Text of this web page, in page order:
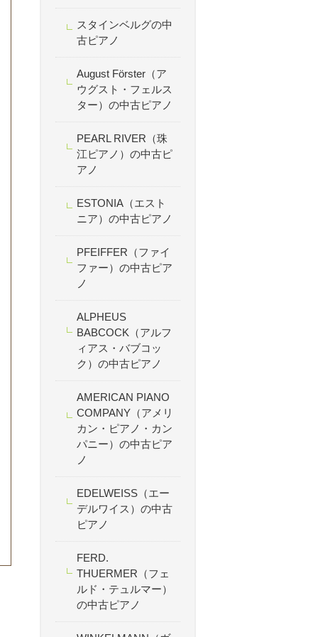
スタインベルグの中
古ピアノ
August Förster（ア
ウグスト・フェルス
ター）の中古ピアノ
PEARL RIVER（珠
江ピアノ）の中古ピ
アノ
ESTONIA（エスト
ニア）の中古ピアノ
PFEIFFER（ファイ
ファー）の中古ピア
ノ
ALPHEUS
BABCOCK（アルフ
ィアス・バブコッ
ク）の中古ピアノ
AMERICAN PIANO
COMPANY（アメリ
カン・ピアノ・カン
パニー）の中古ピア
ノ
EDELWEISS（エー
デルワイス）の中古
ピアノ
FERD.
THUERMER（フェ
ルド・テュルマー）
の中古ピアノ